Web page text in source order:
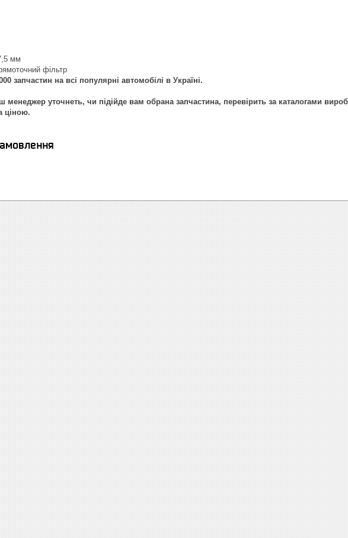
мм
фільтр
запчастин на всі популярні автомобілі в Україні.
менеджер уточнеть, чи підійде вам обрана запчастина, перевірить за каталогами
ціною.